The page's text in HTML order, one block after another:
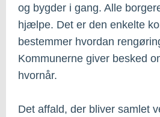
og bygder i gang. Alle
hjælpe. Det er den enkelte
bestemmer hvordan
Kommunerne giver besked
hvornår.
Det affald, der bliver samlet